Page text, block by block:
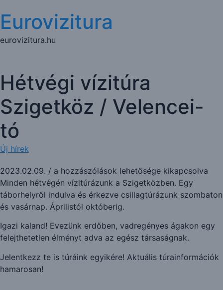
Eurovizitura
eurovizitura.hu
Hétvégi vízitúra
Szigetköz / Velencei-
tó
Új hírek
2023.02.09. / a hozzászólások lehetősége kikapcsolva
Minden hétvégén vízitúrázunk a Szigetközben. Egy
táborhelyről indulva és érkezve csillagtúrázunk szombaton
és vasárnap. Áprilistól októberig.
Igazi kaland! Evezünk erdőben, vadregényes ágakon egy
felejthetetlen élményt adva az egész társaságnak.
Jelentkezz te is túráink egyikére! Aktuális túrainformációk
hamarosan!